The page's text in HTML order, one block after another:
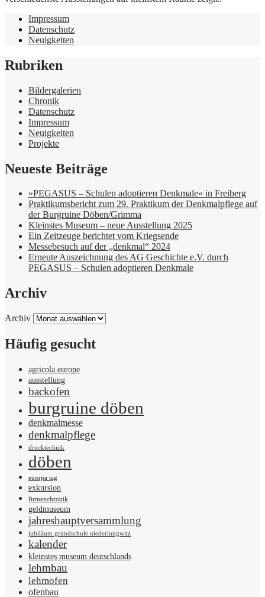
Impressum
Datenschutz
Neuigkeiten
Rubriken
Bildergalerien
Chronik
Datenschutz
Impressum
Neuigkeiten
Projekte
Neueste Beiträge
»PEGASUS – Schulen adoptieren Denkmale« in Freiberg
Praktikumsbericht zum 29. Praktikum der Denkmalpflege auf
der Burgruine Döben/Grimma
Kleinstes Museum – neue Ausstellung 2025
Ein Zeitzeuge berichtet vom Kriegsende
Messebesuch auf der „denkmal“ 2024
Erneute Auszeichnung des AG Geschichte e.V. durch
PEGASUS – Schulen adoptieren Denkmale
Archiv
Archiv
Häufig gesucht
agricola europe
ausstellung
backofen
burgruine döben
denkmalmesse
denkmalpflege
drucktechnik
döben
euorpa tag
exkursion
firmenchronik
geldmuseum
jahreshauptversammlung
jubiläum grundschule niederlungwitz
kalender
kleinstes museum deutschlands
lehmbau
lehmofen
ofenbau